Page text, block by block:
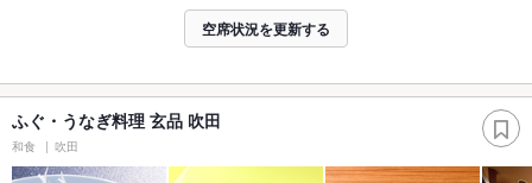
空席状況を更新する
ふぐ・うなぎ料理 玄品 吹田
和食 吹田